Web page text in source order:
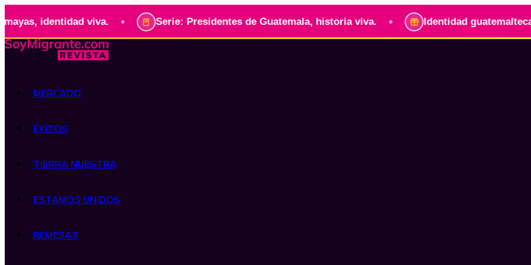
identidad viva. • Serie: Presidentes de Guatemala, historia viva. • Identidad guatemalteca para
MERCADO
ÉXITOS
TIERRA NUESTRA
ESTAMOS UNIDOS
REMESAS